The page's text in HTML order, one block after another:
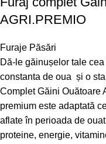
AGRI.PREMIO
Furaje Păsări
Dă-le găinușelor tale
constanta de oua și o
Complet Găini Ouătoare
premium este adaptată
aflate în perioada de
proteine, energie,